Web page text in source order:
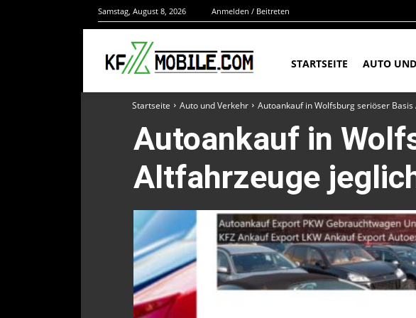
Samstag, August 8, 2026 Anmelden / Beitreten
STARTSEITE AUTO
Startseite Auto und Verkehr Autoankauf in Wolfsburg seriöser
Autoankauf in
Altfahrzeuge